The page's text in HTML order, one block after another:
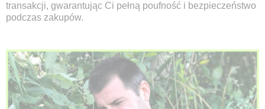
transakcji, gwarantując Ci pełną poufność i bezpieczeństwo
podczas zakupów.